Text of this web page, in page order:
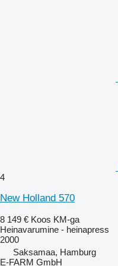
4
New Holland 570
8 149 € Koos KM-ga
Heinavarumine - heinapress
2000
Saksamaa, Hamburg
E-FARM GmbH